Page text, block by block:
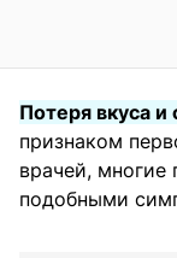
Потеря вкуса и
признаком
врачей, многие
подобными